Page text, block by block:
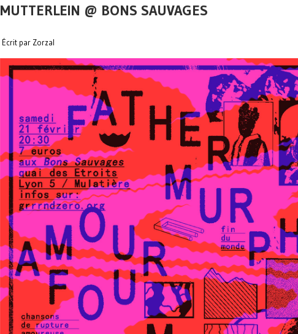
MUTTERLEIN @ BONS SAUVAGES
Écrit par Zorzal